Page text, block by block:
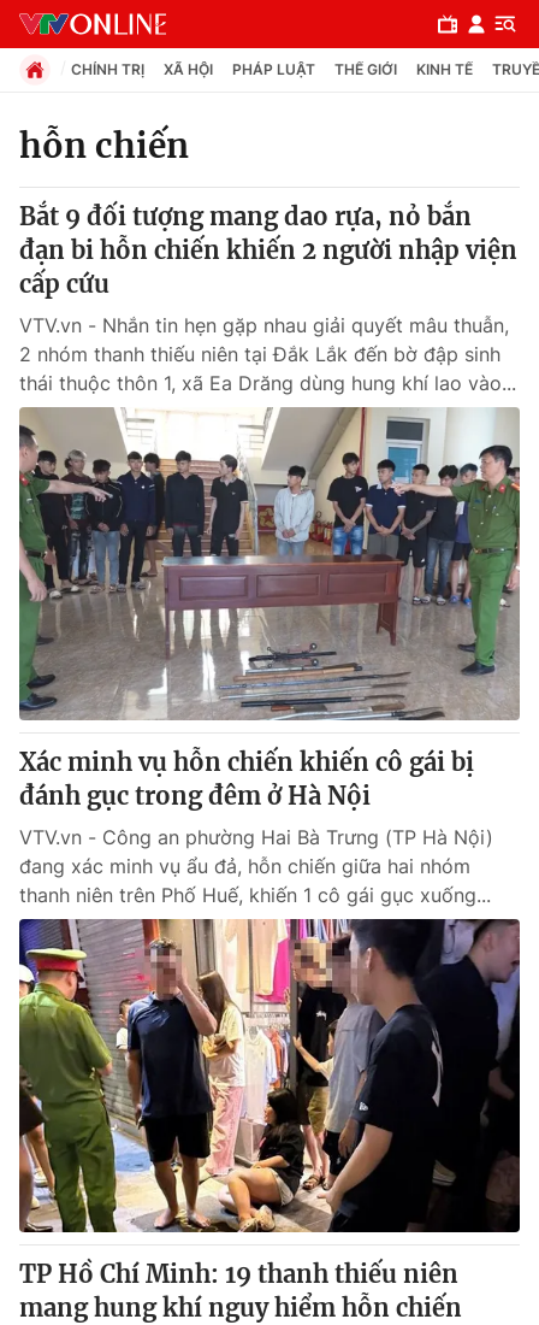
Chuyên mục
Chính trị
Pháp luật
Y tế
Thế giới
Tin tức
Thế giới đó đây
Câu chuyện quốc tế
Kinh tế
Tài chính
Thị trường
Góc doanh nghiệp
Dữ liệu và đời sống
Truyền hình
Phim VTV
Hậu trường
Nhân vật
Khán giả
Giải sao mai
Giải trí
Điện ảnh
Âm nhạc
Sao
Đời sống
Du lịch
Làm đẹp
Chất lượng cuộc sống
Giáo dục
Tuyển sinh
Học trực tuyến
Công nghệ
Hitech Công nghệ tương lai
Sản phẩm
Thị trường
Tư vấn
Giao lưu trực tuyến
Lịch phát sóng
Chuyên mục khác
Emagazine Podcast
CHÍNH TRỊ XÃ HỘI PHÁP LUẬT THẾ GIỚI KINH TẾ
hỗn chiến
Bắt 9 đối tượng mang dao rựa, nỏ bắn
đạn bi hỗn chiến khiến 2 người nhập viện
cấp cứu
VTV.vn - Nhắn tin hẹn gặp nhau giải quyết mâu thuẫn,
2 nhóm thanh thiếu niên tại Đắk Lắk đến bờ đập sinh
thái thuộc thôn 1, xã Ea Drăng dùng hung khí lao vào...
Xác minh vụ hỗn chiến khiến cô gái bị
đánh gục trong đêm ở Hà Nội
VTV.vn - Công an phường Hai Bà Trưng (TP Hà Nội)
đang xác minh vụ ẩu đả, hỗn chiến giữa hai nhóm
thanh niên trên Phố Huế, khiến 1 cô gái gục xuống...
TP Hồ Chí Minh: 19 thanh thiếu niên
mang hung khí nguy hiểm hỗn chiến